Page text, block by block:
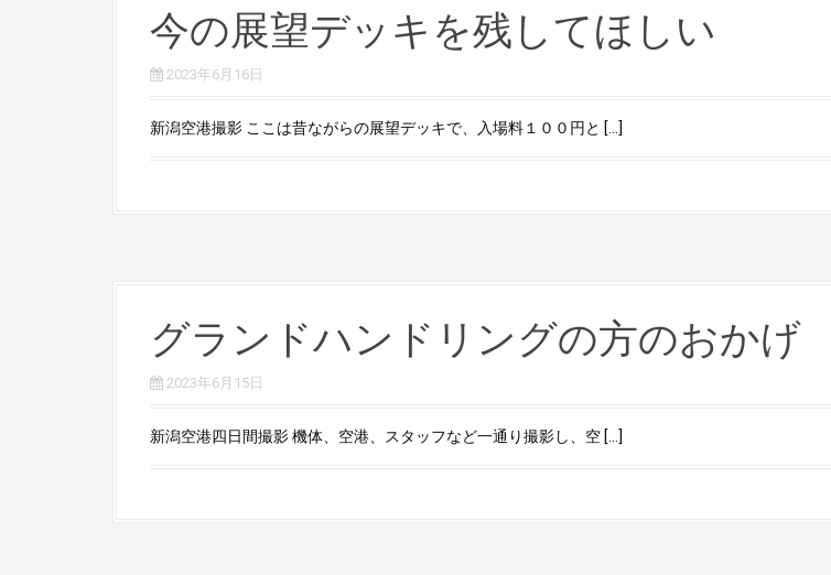
今の展望デッキを残してほしい
2023年6月16日
新潟空港撮影 ここは昔ながらの展望デッキで、入場料１００円と […]
グランドハンドリングの方のおかげ
2023年6月15日
新潟空港四日間撮影 機体、空港、スタッフなど一通り撮影し、空 […]